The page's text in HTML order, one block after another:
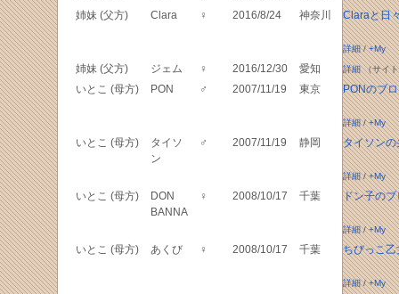
姉妹 (父方) Clara ♀ 2016/8/24 神奈川 Claraと日
詳細/+My
姉妹 (父方) ジェム ♀ 2016/12/30 愛知 詳細（サイト
いとこ (母方) PON ♂ 2007/11/19 東京 PONのブ
詳細/+My
いとこ (母方)
タイソ
ン
♂ 2007/11/19 静岡 タイソンの
詳細/+My
いとこ (母方)
DON
BANNA
♀ 2008/10/17 千葉 ドン子の
詳細/+My
いとこ (母方) あくび ♀ 2008/10/17 千葉 ちびっこ
詳細/+My